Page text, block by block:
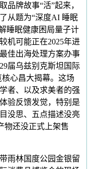
品牌故事“活”起来，
从题为“深度AI 睡眠
睡眠健康困局量子计
机可能正在2025年进
佳出海处理方案办事
届乌兹别克斯坦国际
心昌大揭幕。这场
者、以及求美者的强
验反馈发觉，特别是
没思、五点描述没亮
物还没正式上架售
林国度公园金银留